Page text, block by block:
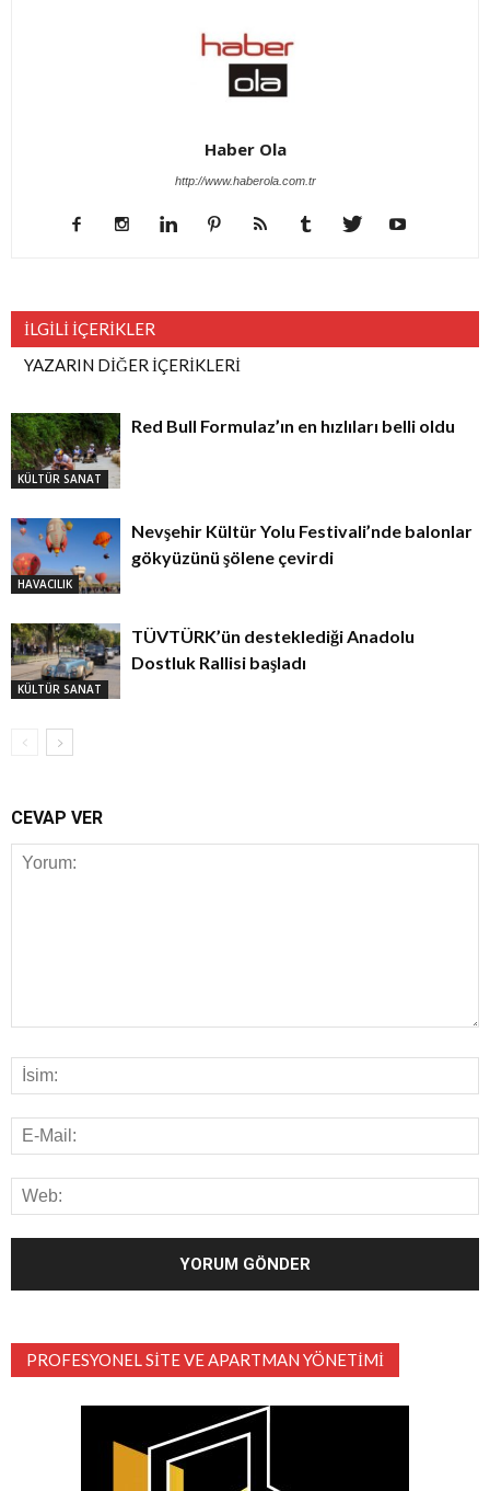
Haber Ola
http://www.haberola.com.tr
İLGİLİ İÇERİKLER
YAZARIN DİĞER İÇERİKLERİ
KÜLTÜR SANAT
Red Bull Formulaz’ın en hızlıları belli oldu
HAVACILIK
Nevşehir Kültür Yolu Festivali’nde balonlar
gökyüzünü şölene çevirdi
KÜLTÜR SANAT
TÜVTÜRK’ün desteklediği Anadolu
Dostluk Rallisi başladı
CEVAP VER
PROFESYONEL SITE VE APARTMAN YÖNETIMI